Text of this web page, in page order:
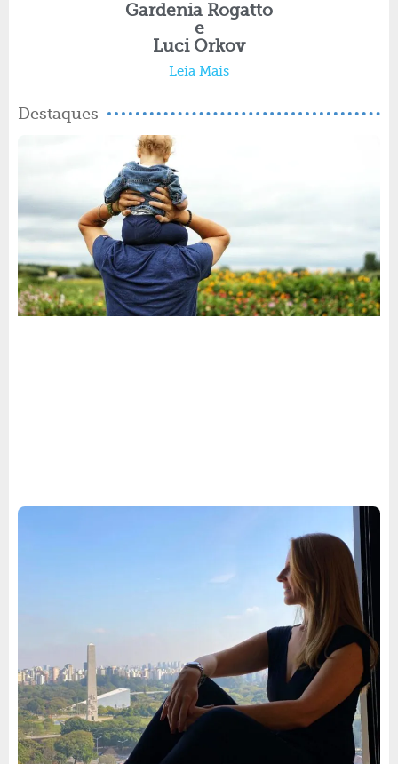
Gardenia Rogatto
e
Luci Orkov
Leia Mais
Destaques